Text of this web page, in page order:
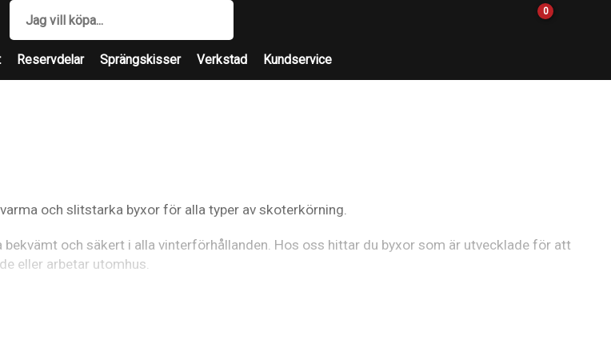
0
Reservdelar Sprängskisser Verkstad Kundservice
och slitstarka byxor för alla typer av skoterkörning.
och säkert i alla vinterförhållanden. Hos oss hittar du byxor som är utvecklade för att
eller arbetar utomhus.